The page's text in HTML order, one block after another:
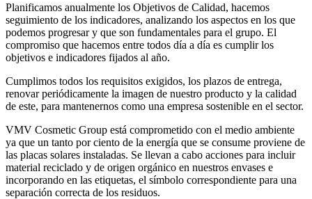
Planificamos anualmente los Objetivos de Calidad, hacemos
seguimiento de los indicadores, analizando los aspectos en los que
podemos progresar y que son fundamentales para el grupo. El
compromiso que hacemos entre todos día a día es cumplir los
objetivos e indicadores fijados al año.
Cumplimos todos los requisitos exigidos, los plazos de entrega,
renovar periódicamente la imagen de nuestro producto y la calidad
de este, para mantenernos como una empresa sostenible en el sector.
VMV Cosmetic Group está comprometido con el medio ambiente
ya que un tanto por ciento de la energía que se consume proviene de
las placas solares instaladas. Se llevan a cabo acciones para incluir
material reciclado y de origen orgánico en nuestros envases e
incorporando en las etiquetas, el símbolo correspondiente para una
separación correcta de los residuos.